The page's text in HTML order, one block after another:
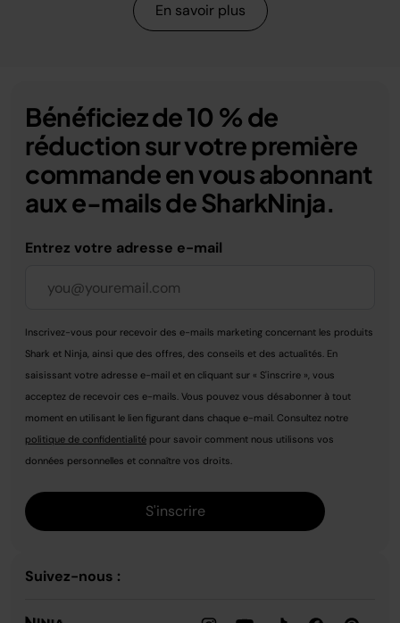
En savoir plus
Bénéficiez de 10 % de
réduction sur votre première
commande en vous abonnant
aux e-mails de SharkNinja.
Entrez votre adresse e-mail
Inscrivez-vous pour recevoir des e-mails marketing concernant les produits
Shark et Ninja, ainsi que des offres, des conseils et des actualités. En
saisissant votre adresse e-mail et en cliquant sur « S'inscrire », vous
acceptez de recevoir ces e-mails. Vous pouvez vous désabonner à tout
moment en utilisant le lien figurant dans chaque e-mail. Consultez notre
politique de confidentialité pour savoir comment nous utilisons vos
données personnelles et connaître vos droits.
S'inscrire
Suivez-nous :